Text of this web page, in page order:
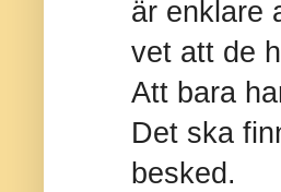
är enklare
vet att de
Att bara
Det ska
besked.